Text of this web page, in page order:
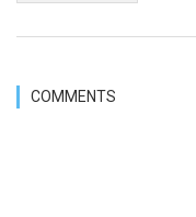
COMMENTS